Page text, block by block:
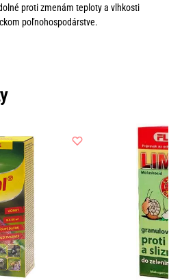
proti zmenám teploty a vlhkosti
poľnohospodárstve.